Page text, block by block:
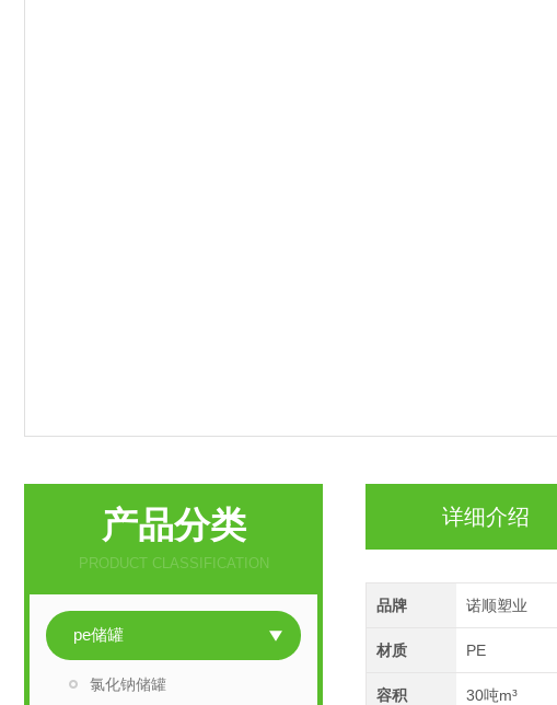
产品分类
PRODUCT CLASSIFICATION
pe储罐
氯化钠储罐
详细介绍
品牌 诺顺塑业
材质 PE
容积 30吨m³